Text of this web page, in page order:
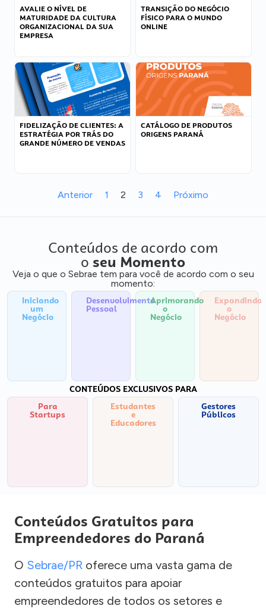
AVALIE O NÍVEL DE
MATURIDADE DA CULTURA
ORGANIZACIONAL DA SUA
EMPRESA
TRANSIÇÃO DO NEGÓCIO
FÍSICO PARA O MUNDO
ONLINE
FIDELIZAÇÃO DE CLIENTES: A
ESTRATÉGIA POR TRÁS DO
GRANDE NÚMERO DE VENDAS
CATÁLOGO DE PRODUTOS
ORIGENS PARANÁ
Anterior 1 2 3 4 Próximo
Conteúdos de acordo com
o seu Momento
Veja o que o Sebrae tem para você de acordo com o seu
momento:
Iniciando
um
Negócio
Desenvolvimento
Pessoal
Aprimorando
o
Negócio
Expandindo
o
Negócio
CONTEÚDOS EXCLUSIVOS PARA
Para
Startups
Estudantes
e
Educadores
Gestores
Públicos
Conteúdos Gratuitos para
Empreendedores do Paraná
O Sebrae/PR oferece uma vasta gama de
conteúdos gratuitos para apoiar
empreendedores de todos os setores e